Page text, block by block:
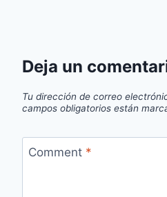
Deja un
Tu dirección de correo
campos obligatorios están
Comment *